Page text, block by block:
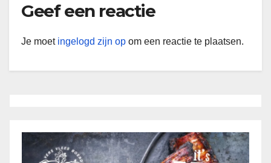
Geef een reactie
Je moet ingelogd zijn op om een reactie te plaatsen.